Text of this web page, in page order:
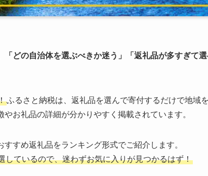
「どの自治体を選ぶべきか迷う」「返礼品が多すぎて
ふるさと納税は、返礼品を選んで寄付するだけで地域
お礼品の詳細が分かりやすく掲載されています。
すめ返礼品をランキング形式でご紹介します。
しているので、迷わずお気に入りが見つかるはず！